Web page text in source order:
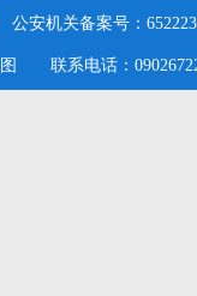
安机关备案号：
联系电话：